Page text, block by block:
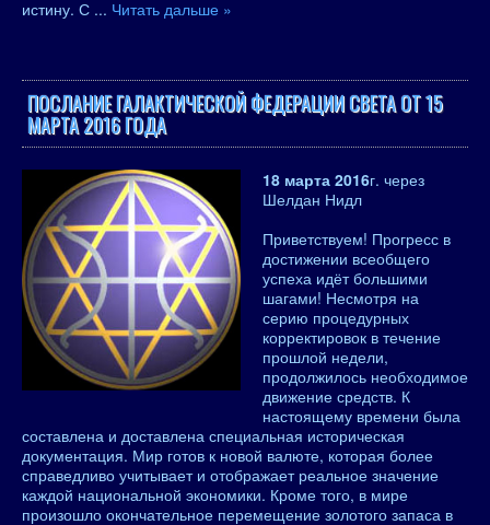
истину. С ... Читать дальше »
ПОСЛАНИЕ ГАЛАКТИЧЕСКОЙ ФЕДЕРАЦИИ СВЕТА ОТ 15
МАРТА 2016 ГОДА
18 марта 2016г. через
Шелдан Нидл
Приветствуем! Прогресс в
достижении всеобщего
успеха идёт большими
шагами! Несмотря на
серию процедурных
корректировок в течение
прошлой недели,
продолжилось необходимое
движение средств. К
настоящему времени была
составлена и доставлена специальная историческая
документация. Мир готов к новой валюте, которая более
справедливо учитывает и отображает реальное значение
каждой национальной экономики. Кроме того, в мире
произошло окончательное перемещение золотого запаса в